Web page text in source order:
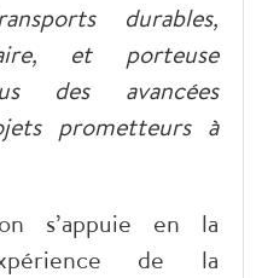
durables,
et porteuse
des avancées
prometteurs à
s’appuie en la
de la